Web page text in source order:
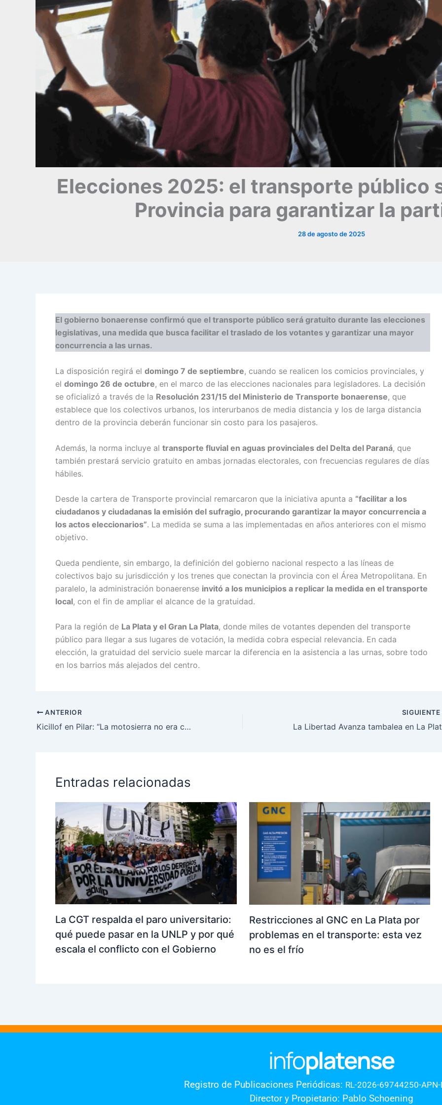
Elecciones 2025: el transporte público
Provincia para garantizar la
28 de agosto de 2025
El gobierno bonaerense confirmó que el transporte público será gratuito durante las elecciones
legislativas, una medida que busca facilitar el traslado de los votantes y garantizar una mayor
concurrencia a las urnas.
La disposición regirá el domingo 7 de septiembre, cuando se realicen los comicios provinciales, y
el domingo 26 de octubre, en el marco de las elecciones nacionales para legisladores. La decisión
se oficializó a través de la Resolución 231/15 del Ministerio de Transporte bonaerense, que
establece que los colectivos urbanos, los interurbanos de media distancia y los de larga distancia
dentro de la provincia deberán funcionar sin costo para los pasajeros.
Además, la norma incluye al transporte fluvial en aguas provinciales del Delta del Paraná, que
también prestará servicio gratuito en ambas jornadas electorales, con frecuencias regulares de días
hábiles.
Desde la cartera de Transporte provincial remarcaron que la iniciativa apunta a “facilitar a los
ciudadanos y ciudadanas la emisión del sufragio, procurando garantizar la mayor concurrencia a
los actos eleccionarios”. La medida se suma a las implementadas en años anteriores con el mismo
objetivo.
Queda pendiente, sin embargo, la definición del gobierno nacional respecto a las líneas de
colectivos bajo su jurisdicción y los trenes que conectan la provincia con el Área Metropolitana. En
paralelo, la administración bonaerense invitó a los municipios a replicar la medida en el transporte
local, con el fin de ampliar el alcance de la gratuidad.
Para la región de La Plata y el Gran La Plata, donde miles de votantes dependen del transporte
público para llegar a sus lugares de votación, la medida cobra especial relevancia. En cada
elección, la gratuidad del servicio suele marcar la diferencia en la asistencia a las urnas, sobre todo
en los barrios más alejados del centro.
ANTERIOR
Kicillof en Pilar: “La motosierra no era contra la casta, era contra los humildes y el sistema de salud”
SIGUIENTE
Entradas relacionadas
La CGT respalda el paro universitario:
qué puede pasar en la UNLP y por qué
escala el conflicto con el Gobierno
Restricciones al GNC en La Plata por
problemas en el transporte: esta vez
no es el frío
Registro de Publicaciones Periódicas: RL-2026-69744250-
Director y Propietario: Pablo Schoening